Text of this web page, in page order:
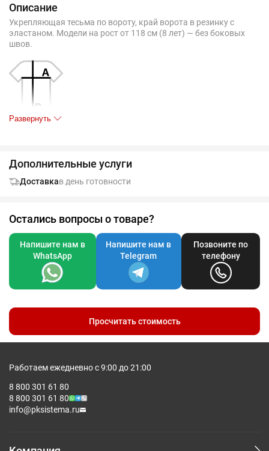
Описание
Укрепляющая тесьма по вороту, край ворота в резинку с
эластаном. Модели на рост от 118 см (8 лет) — без боковых
швов.
A 34
Допускаются отклонения в 5% от указанных параметров по
размеру и цвету.
Развернуть
Дополнительные услуги
Доставкав день готовности
Остались вопросы о товаре?
Напишите нам в
WhatsApp
Напишите нам в
Telegram
Позвоните по
телефону
Просчитать стоимость
Работаем ежедневно с 9:00 до 21:00
8 800 301 61 80
8 800 301 61 80
info@pksistema.ru